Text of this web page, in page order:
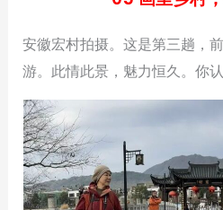
安徽宏村拍摄。这是第三趟，
游。此情此景，魅力恒久。你